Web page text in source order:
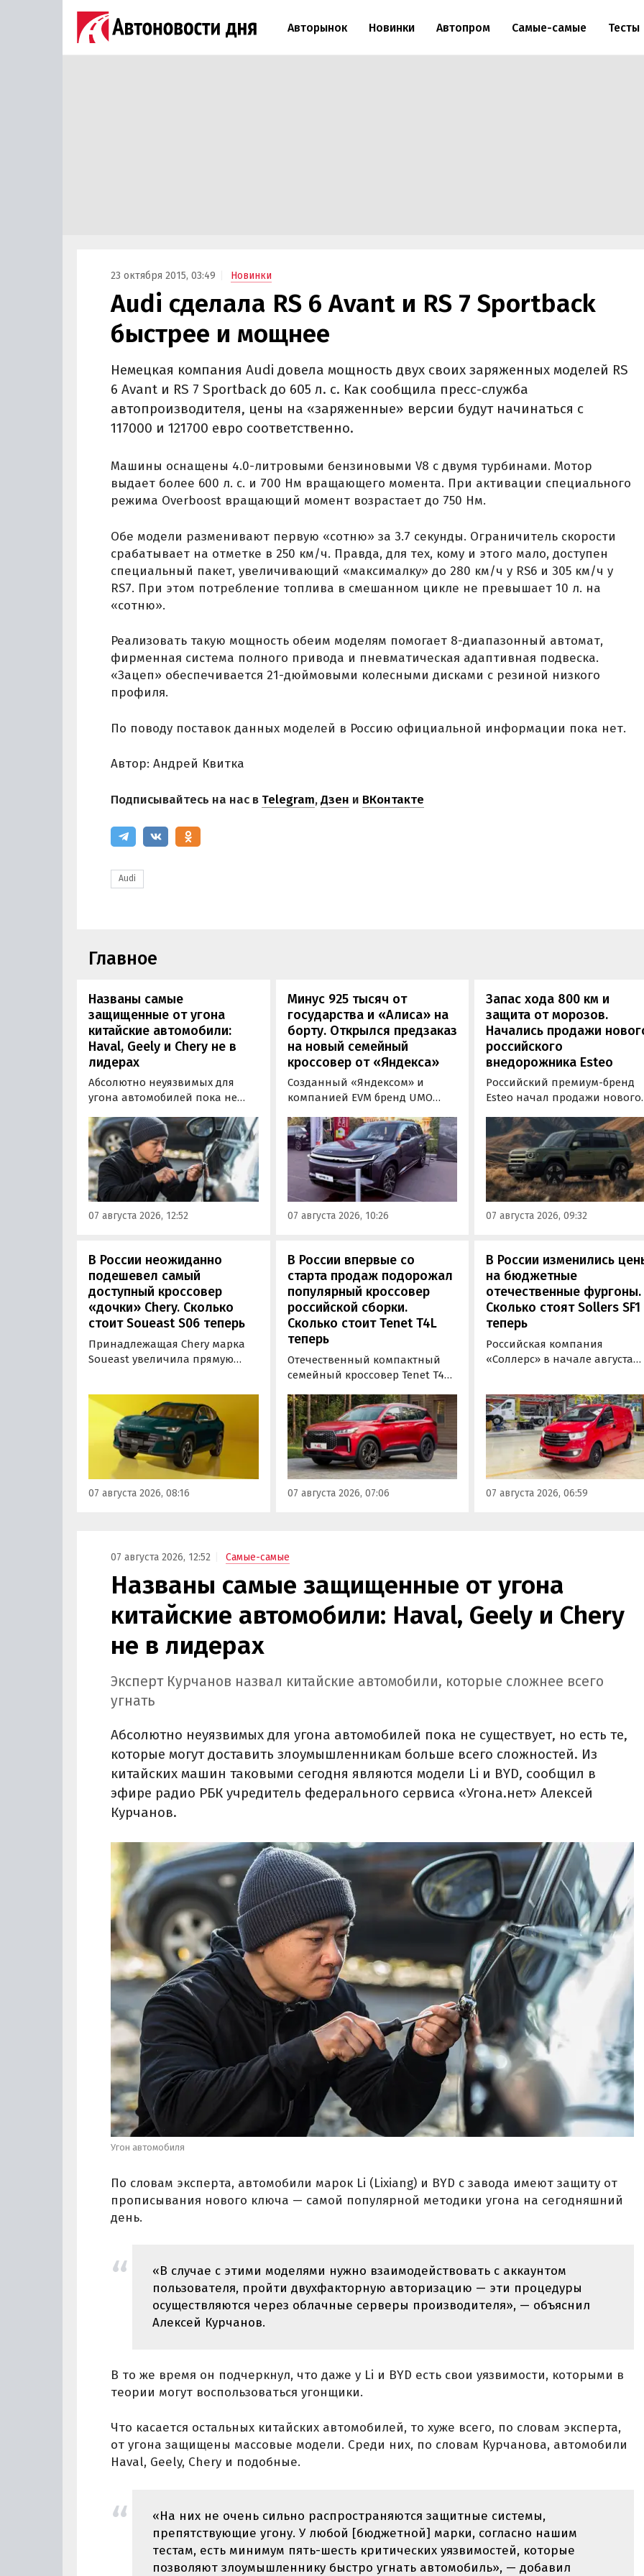
Авторынок Новинки Автопром Самые-самые Тесты
23 октября 2015, 03:49 Новинки
Audi сделала RS 6 Avant и RS 7 Sportback
быстрее и мощнее
Немецкая компания Audi довела мощность двух своих заряженных моделей RS
6 Avant и RS 7 Sportback до 605 л. с. Как сообщила пресс-служба
автопроизводителя, цены на «заряженные» версии будут начинаться с
117000 и 121700 евро соответственно.
Машины оснащены 4.0-литровыми бензиновыми V8 с двумя турбинами. Мотор
выдает более 600 л. с. и 700 Нм вращающего момента. При активации специального
режима Overboost вращающий момент возрастает до 750 Нм.
Обе модели разменивают первую «сотню» за 3.7 секунды. Ограничитель скорости
срабатывает на отметке в 250 км/ч. Правда, для тех, кому и этого мало, доступен
специальный пакет, увеличивающий «максималку» до 280 км/ч у RS6 и 305 км/ч у
RS7. При этом потребление топлива в смешанном цикле не превышает 10 л. на
«сотню».
Реализовать такую мощность обеим моделям помогает 8-диапазонный автомат,
фирменная система полного привода и пневматическая адаптивная подвеска.
«Зацеп» обеспечивается 21-дюймовыми колесными дисками с резиной низкого
профиля.
По поводу поставок данных моделей в Россию официальной информации пока нет.
Автор: Андрей Квитка
Подписывайтесь на нас в Telegram,Дзен и ВКонтакте
Audi
Главное
Названы самые
защищенные от угона
китайские автомобили:
Haval, Geely и Chery не в
лидерах
Абсолютно неуязвимых для
угона автомобилей пока не
могут доставить
злоумышленникам больше
всего сложностей. Из китайских
машин таковыми сегодня
являются модели Li и BYD,
сообщил в эфире радио РБК
учредитель федерального
07 августа 2026, 12:52
Минус 925 тысяч от
государства и «Алиса» на
борту. Открылся предзаказ
на новый семейный
кроссовер от «Яндекса»
Созданный «Яндексом» и
компанией EVM бренд UMO
на свою вторую модель
- полноразмерный гибридный
кроссовер UMO 8 с полным
приводом. Его уже можно
заказать в двух версиях: Max за
5 915 000 рублей и Ultra за 6 415
000 рублей без учета
07 августа 2026, 10:26
Запас хода 800 км и
защита от морозов.
Начались продажи
российского
внедорожника Esteo
Российский премиум-бренд
Esteo начал продажи нового
Модель, оснащенная
установкой
типа, уже доступна для
покупки в официальных
дилерских центрах Esteo и
через цифровые сервисы
бренда, сообщили
07 августа 2026, 09:32
В России неожиданно
подешевел самый
доступный кроссовер
«дочки» Chery. Сколько
стоит Soueast S06 теперь
Принадлежащая Chery марка
Soueast увеличила прямую
России на 100 тыс. рублей.
Теперь при его покупке можно
сэкономить рекордные 250 тыс.
рублей, узнали «Автоновости
дня» в ходе мониторинга
прайс-листов марки.
07 августа 2026, 08:16
В России впервые со
старта продаж подорожал
популярный кроссовер
российской сборки.
Сколько стоит Tenet T4L
теперь
Отечественный компактный
семейный кроссовер Tenet T4L
На эту сумму выросла цена его
базовой комплектации, в то
время как стоимость топовой
версии осталась неизменной,
выяснили «Автоновости дня» в
ходе мониторинга прайс-
листов Tenet.
07 августа 2026, 07:06
В России изменились
на бюджетные
отечественные фургоны.
Сколько стоят Sollers SF1
теперь
Российская компания
«Соллерс» в начале августа
грузопассажирский фургоны
Sollers SF1 на 100 тыс. рублей
(+3,9-4,7%). Об этом
«Автоновости дня» узнали в
ходе регулярного
прайс-листов марки Sollers.
07 августа 2026, 06:59
07 августа 2026, 12:52 Самые-самые
Названы самые защищенные от угона
китайские автомобили: Haval, Geely и Chery
не в лидерах
Эксперт Курчанов назвал китайские автомобили, которые сложнее всего
угнать
Абсолютно неуязвимых для угона автомобилей пока не существует, но есть те,
которые могут доставить злоумышленникам больше всего сложностей. Из
китайских машин таковыми сегодня являются модели Li и BYD, сообщил в
эфире радио РБК учредитель федерального сервиса «Угона.нет» Алексей
Курчанов.
Угон автомобиля
По словам эксперта, автомобили марок Li (Lixiang) и BYD с завода имеют защиту от
прописывания нового ключа — самой популярной методики угона на сегодняшний
день.
«В случае с этими моделями нужно взаимодействовать с аккаунтом
пользователя, пройти двухфакторную авторизацию — эти процедуры
осуществляются через облачные серверы производителя», — объяснил
Алексей Курчанов.
В то же время он подчеркнул, что даже у Li и BYD есть свои уязвимости, которыми в
теории могут воспользоваться угонщики.
Что касается остальных китайских автомобилей, то хуже всего, по словам эксперта,
от угона защищены массовые модели. Среди них, по словам Курчанова, автомобили
Haval, Geely, Chery и подобные.
«На них не очень сильно распространяются защитные системы,
препятствующие угону. У любой [бюджетной] марки, согласно нашим
тестам, есть минимум пять-шесть критических уязвимостей, которые
позволяют злоумышленнику быстро угнать автомобиль», — добавил